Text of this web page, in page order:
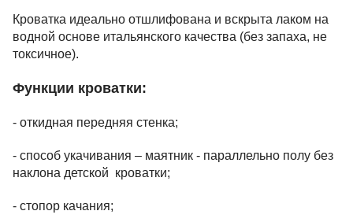
Кроватка идеально отшлифована и вскрыта лаком на
водной основе итальянского качества (без запаха, не
токсичное).
Функции кроватки:
- откидная передняя стенка;
- способ укачивания – маятник - параллельно полу без
наклона детской кроватки;
- стопор качания;